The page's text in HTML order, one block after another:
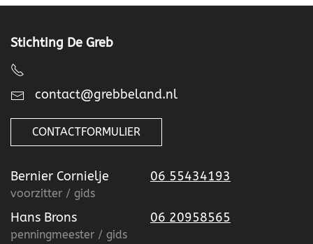
Stichting De Greb
contact@grebbeland.nl
CONTACTFORMULIER
Bernier Cornielje
voorzitter / gids
06 55434193
Hans Brons
penningmeester / gids
06 20958565